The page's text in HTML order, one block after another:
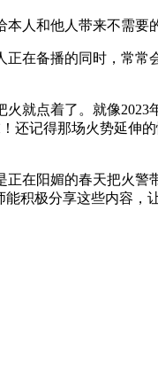
人和他人带来不需要
备播的同时，常常
点着了。就像2023
还记得那场火势延伸
阳媚的春天把火警
积极分享这些内容，